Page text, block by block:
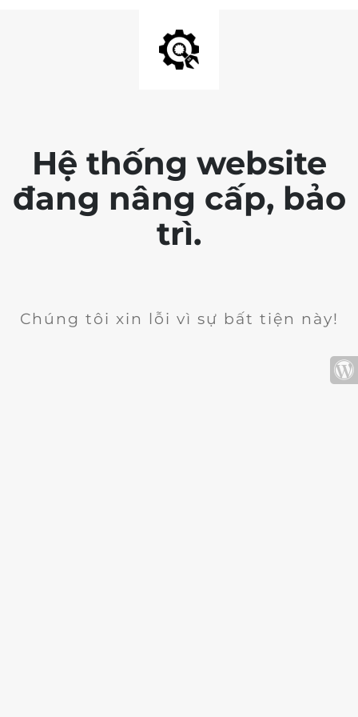
Hệ thống website
đang nâng cấp, bảo
trì.
Chúng tôi xin lỗi vì sự bất tiện này!